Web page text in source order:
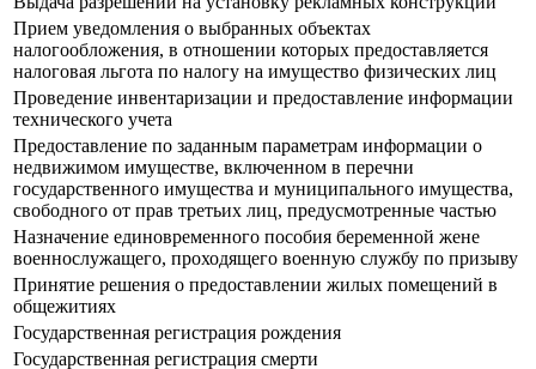
Прием уведомления о выбранных объектах
налогообложения, в отношении которых предоставляется
налоговая льгота по налогу на имущество физических лиц
Проведение инвентаризации и предоставление информации
технического учета
Предоставление по заданным параметрам информации о
недвижимом имуществе, включенном в перечни
государственного имущества и муниципального имущества,
свободного от прав третьих лиц, предусмотренные частью
Назначение единовременного пособия беременной жене
военнослужащего, проходящего военную службу по призыву
Принятие решения о предоставлении жилых помещений в
общежитиях
Государственная регистрация рождения
Государственная регистрация смерти